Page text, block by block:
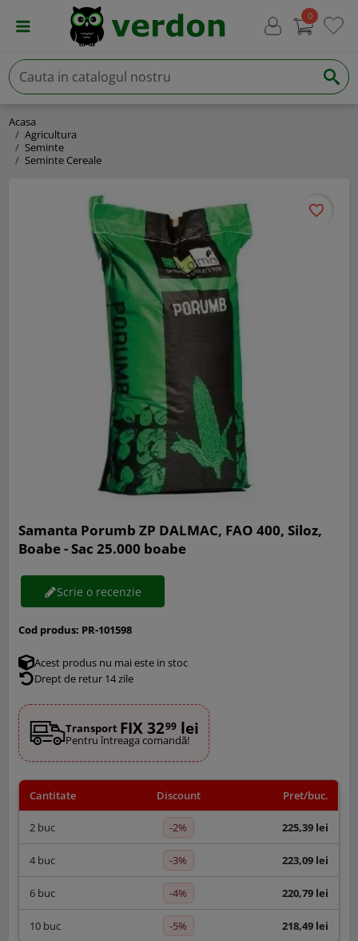
0
Acasa
Agricultura
Seminte
Seminte Cereale
favorite_border
Samanta Porumb ZP DALMAC, FAO 400, Siloz,
Boabe - Sac 25.000 boabe
Scrie o recenzie
Cod produs: PR-101598
Acest produs nu mai este in stoc
Drept de retur 14 zile
Transport FIX 3299 lei
Pentru întreaga comandă!
Cantitate Discount Pret/buc.
2 buc -2% 225,39 lei
4 buc -3% 223,09 lei
6 buc -4% 220,79 lei
10 buc -5% 218,49 lei